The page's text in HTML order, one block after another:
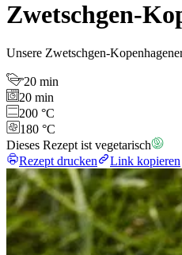
Zwetschgen-
Unsere Zwetschgen-
20 min
20 min
200 °C
180 °C
Dieses Rezept ist vegetarisch
Rezept drucken
Link kopieren